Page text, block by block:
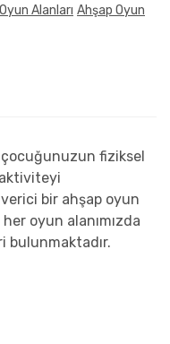
Alanları Ahşap Oyun
fiziksel
bir ahşap oyun
her oyun alanımızda
bulunmaktadır.